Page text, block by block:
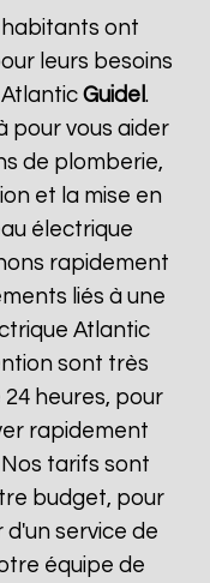
habitants ont
leurs besoins
AtlanticGuidel.
pour vous aider
de plomberie,
et la mise en
électrique
rapidement
liés à une
Atlantic
sont très
heures, pour
rapidement
tarifs sont
budget, pour
d'un service de
équipe de